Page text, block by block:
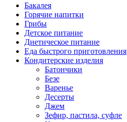
Бакалея
Горячие напитки
Грибы
Детское питание
Диетическое питание
Еда быстрого приготовления
Кондитерские изделия
Батончики
Безе
Варенье
Десерты
Джем
Зефир, пастила, суфле